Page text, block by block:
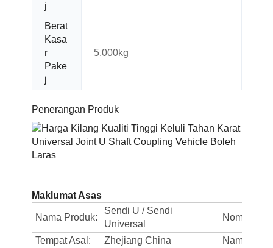
j
Berat
Kasa
r
Pake
j
5.000kg
Penerangan Produk
Maklumat Asas
Nama Produk:
Sendi U / Sendi
Universal
Nombor
Tempat Asal: Zhejiang China Nama